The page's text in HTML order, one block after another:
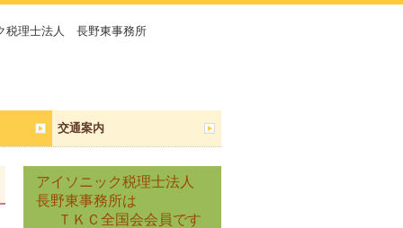
税理士法人 長野東事務所
交通案内
アイソニック税理士法人
長野東事務所は
ＴＫＣ全国会会員です